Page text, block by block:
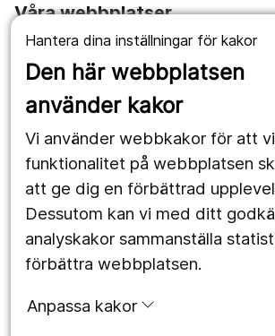
Hantera dina inställningar för kakor
Den här webbplatsen
använder kakor
Vi använder webbkakor för att
funktionalitet på webbplatsen
att ge dig en förbättrad
Dessutom kan vi med ditt
analyskakor sammanställa
förbättra webbplatsen.
Anpassa kakor
Våra webbplatser
1177.se
Länstrafiken
Utveckling
Följ oss
Facebook